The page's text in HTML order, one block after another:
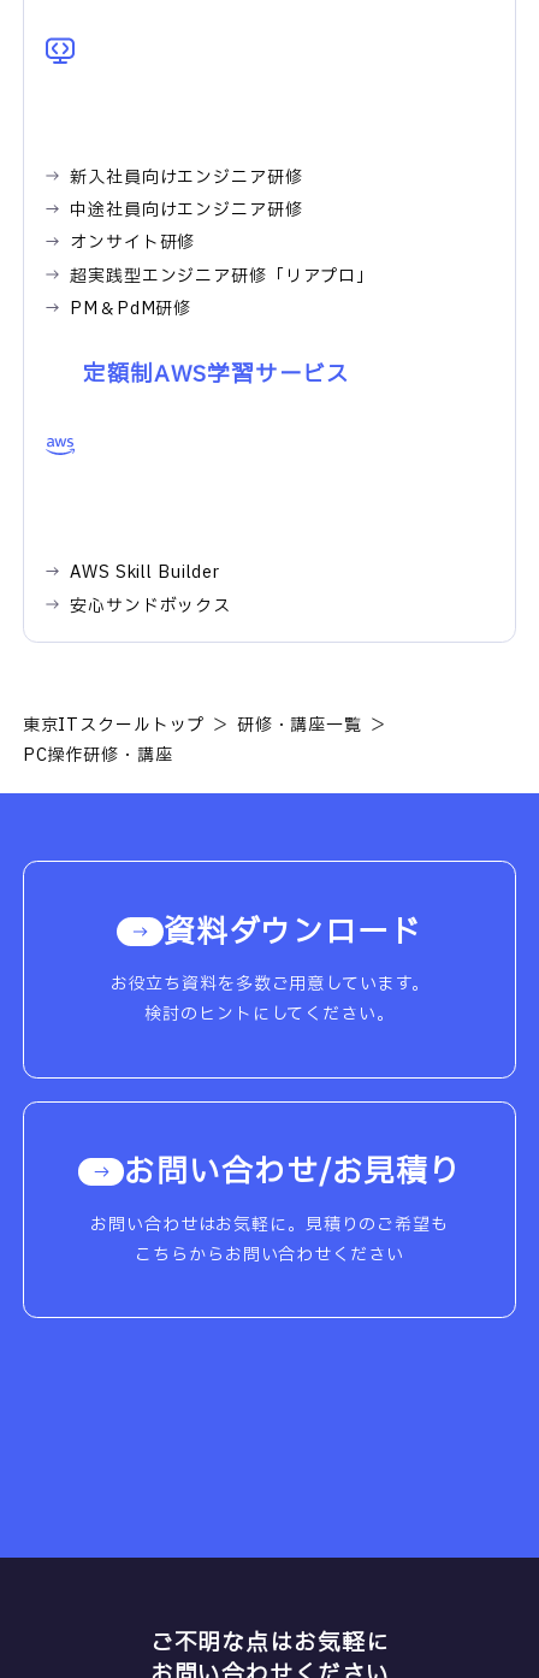
新入社員向けエンジニア研修
中途社員向けエンジニア研修
オンサイト研修
超実践型エンジニア研修「リアプロ」
PM＆PdM研修
定額制AWS学習サービス
AWS Skill Builder
安心サンドボックス
東京ITスクールトップ
研修・講座一覧
PC操作研修・講座
資料ダウンロード
お役立ち資料を多数ご用意しています。
検討のヒントにしてください。
お問い合わせ/お見積り
お問い合わせはお気軽に。見積りのご希望も
こちらからお問い合わせください
ご不明な点はお気軽に